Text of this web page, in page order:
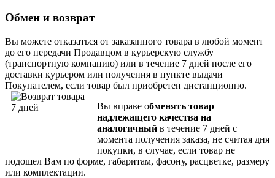
Обмен и возврат
Вы можете отказаться от заказанного товара в любой момент
до его передачи Продавцом в курьерскую службу
(транспортную компанию) или в течение 7 дней после его
доставки курьером или получения в пункте выдачи
Покупателем, если товар был приобретен дистанционно.
Вы вправе обменять товар
надлежащего качества на
аналогичный в течение 7 дней с
момента получения заказа, не считая дня
покупки, в случае, если товар не
подошел Вам по форме, габаритам, фасону, расцветке, размеру
или комплектации.